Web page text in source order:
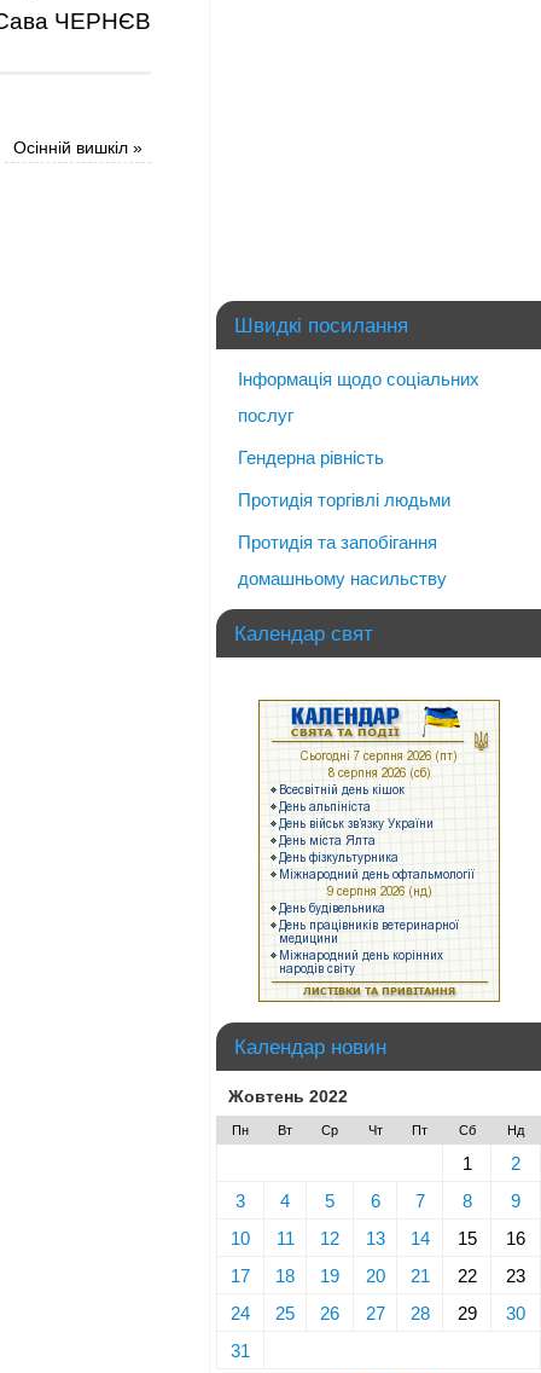
ЧЕРНЄВ
Осінній вишкіл»
Швидкі посилання
Інформація щодо соціальних
послуг
Гендерна рівність
Протидія торгівлі людьми
Протидія та запобігання
домашньому насильству
Календар свят
Календар новин
Жовтень 2022
Пн Вт Ср Чт Пт Сб Нд
1
2
3
4 5 6 7 8
9
10
11 12 13 14 15
16
17
18 19 20 21 22
23
24
25 26 27 28 29
30
31